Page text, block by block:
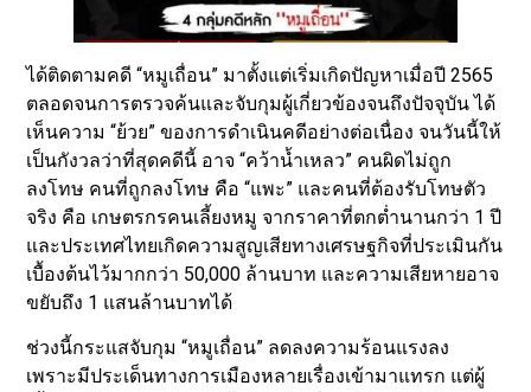
ได้ติดตามคดี “หมูเถื่อน” มาตั้งแต่เริ่มเกิดปัญหาเมื่อปี 2565
ตลอดจนการตรวจค้นและจับกุมผู้เกี่ยวข้องจนถึงปัจจุบัน ได้
เห็นความ “ย้วย” ของการดำเนินคดีอย่างต่อเนื่อง จนวันนี้ให้
เป็นกังวลว่าที่สุดคดีนี้ อาจ “คว้าน้ำเหลว” คนผิดไม่ถูก
ลงโทษ คนที่ถูกลงโทษ คือ “แพะ” และคนที่ต้องรับโทษตัว
จริง คือ เกษตรกรคนเลี้ยงหมู จากราคาที่ตกต่ำนานกว่า 1 ปี
และประเทศไทยเกิดความสูญเสียทางเศรษฐกิจที่ประเมินกัน
เบื้องต้นไว้มากกว่า 50,000 ล้านบาท และความเสียหายอาจ
ขยับถึง 1 แสนล้านบาทได้
ช่วงนี้กระแสจับกุม “หมูเถื่อน” ลดลงความร้อนแรงลง
เพราะมีประเด็นทางการเมืองหลายเรื่องเข้ามาแทรก แต่ผู้